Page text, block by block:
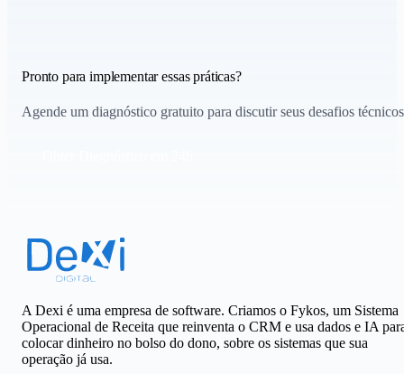
Pronto para implementar essas práticas?
Agende um diagnóstico gratuito para discutir seus desafios
A Dexi é uma empresa de software. Criamos o Fykos, um Sistema
Operacional de Receita que reinventa o CRM e usa dados e IA
colocar dinheiro no bolso do dono, sobre os sistemas que sua
operação já usa.